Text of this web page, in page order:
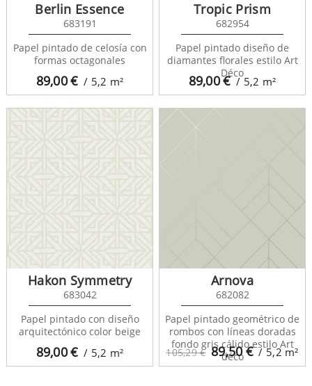
89,00€ / 5,2 m²
Berlin Essence
683191
Papel pintado de celosía con
formas octagonales
89,00€ / 5,2 m²
Tropic Prism
682954
Papel pintado diseño de
diamantes florales estilo Art
Déco
89,00€ / 5,2 m²
Hakon Symmetry
683042
Papel pintado con diseño
arquitectónico color beige
105,29 € 89,50€ / 5,2 m²
Arnova
682082
Papel pintado geométrico de
rombos con líneas doradas
fondo gris cálido estilo Art
déco